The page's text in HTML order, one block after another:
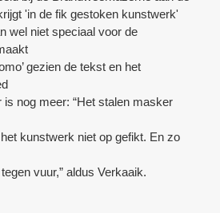
'in de fik gestoken kunstwerk'
wel niet speciaal voor de
gezien de tekst en het
nog meer: “Het stalen masker
kunstwerk niet op gefikt. En zo
vuur,” aldus Verkaaik.